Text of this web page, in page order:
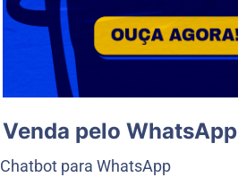
Venda pelo WhatsApp
Chatbot para WhatsApp